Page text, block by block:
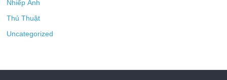
Nhiếp Ảnh
Thủ Thuật
Uncategorized